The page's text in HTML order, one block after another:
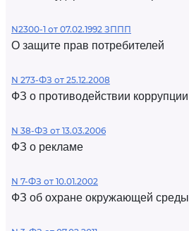
N2300-1 от 07.02.1992 ЗППП
О защите прав потребителей
N 273-ФЗ от 25.12.2008
ФЗ о противодействии коррупции
N 38-ФЗ от 13.03.2006
ФЗ о рекламе
N 7-ФЗ от 10.01.2002
ФЗ об охране окружающей среды